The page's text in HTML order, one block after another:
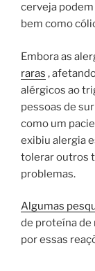
cerveja
bem como
Embora as
raras ,
alérgicos ao
pessoas de
como um
exibiu alergia
tolerar outros
problemas.
Algumas
de proteína de
por essas